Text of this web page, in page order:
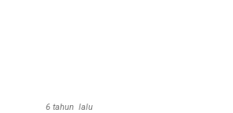
6 tahun lalu